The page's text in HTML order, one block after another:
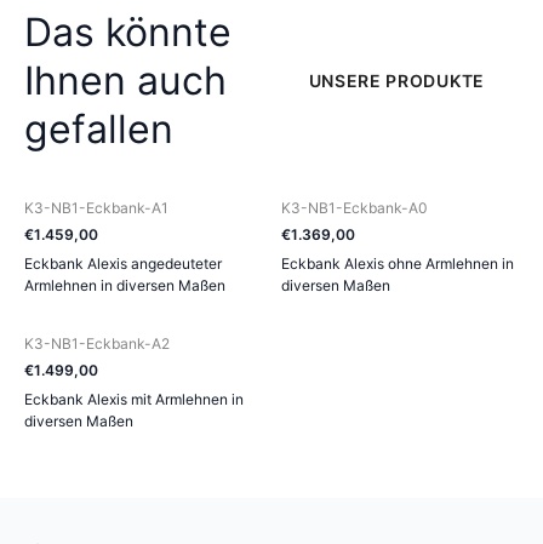
Das könnte
Ihnen auch
gefallen
UNSERE PRODUKTE
K3-NB1-Eckbank-A1
€1.459,00
Eckbank Alexis angedeuteter
Armlehnen in diversen Maßen
K3-NB1-Eckbank-A0
€1.369,00
Eckbank Alexis ohne Armlehnen in
diversen Maßen
K3-NB1-Eckbank-A2
€1.499,00
Eckbank Alexis mit Armlehnen in
diversen Maßen